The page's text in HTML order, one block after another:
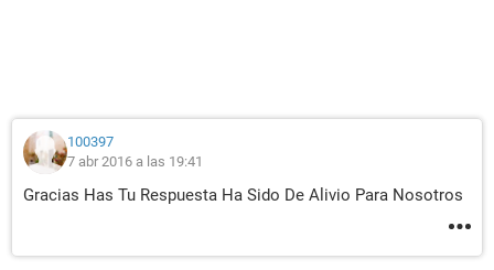
100397
7 abr 2016 a las 19:41
Gracias Has Tu Respuesta Ha Sido De Alivio Para Nosotros